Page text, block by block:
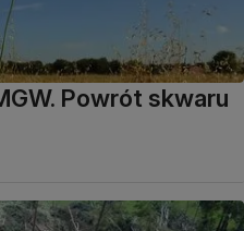
Powrót skwaru